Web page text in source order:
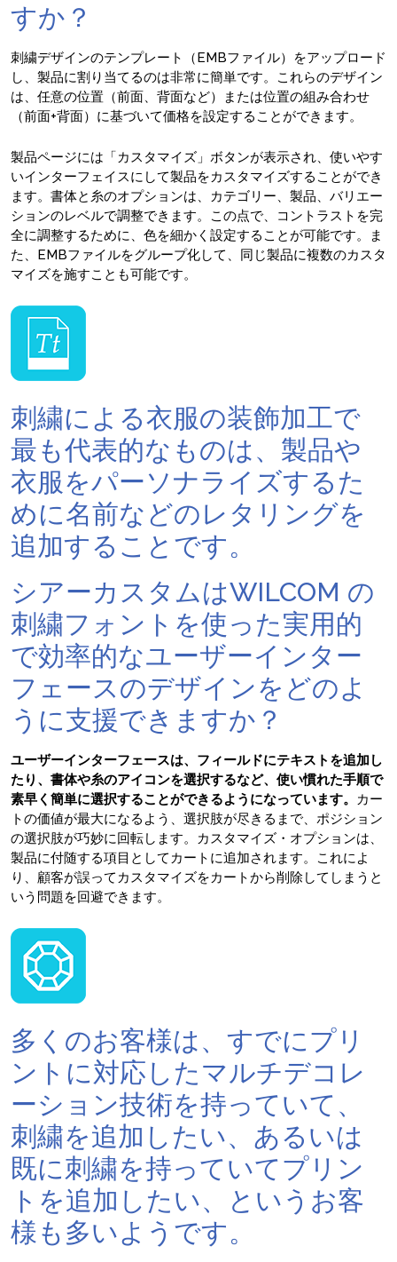
すか？
刺繍デザインのテンプレート（EMBファイル）をアップロード
し、製品に割り当てるのは非常に簡単です。これらのデザイン
は、任意の位置（前面、背面など）または位置の組み合わせ
（前面+背面）に基づいて価格を設定することができます。
製品ページには「カスタマイズ」ボタンが表示され、使いやす
いインターフェイスにして製品をカスタマイズすることができ
ます。書体と糸のオプションは、カテゴリー、製品、バリエー
ションのレベルで調整できます。この点で、コントラストを完
全に調整するために、色を細かく設定することが可能です。ま
た、EMBファイルをグループ化して、同じ製品に複数のカスタ
マイズを施すことも可能です。
刺繍による衣服の装飾加工で
最も代表的なものは、製品や
衣服をパーソナライズするた
めに名前などのレタリングを
追加することです。
シアーカスタムはWILCOM の
刺繍フォントを使った実用的
で効率的なユーザーインター
フェースのデザインをどのよ
うに支援できますか？
ユーザーインターフェースは、フィールドにテキストを追加し
たり、書体や糸のアイコンを選択するなど、使い慣れた手順で
素早く簡単に選択することができるようになっています。
カー
トの価値が最大になるよう、選択肢が尽きるまで、ポジション
の選択肢が巧妙に回転します。カスタマイズ・オプションは、
製品に付随する項目としてカートに追加されます。これによ
り、顧客が誤ってカスタマイズをカートから削除してしまうと
いう問題を回避できます。
多くのお客様は、すでにプリ
ントに対応したマルチデコレ
ーション技術を持っていて、
刺繍を追加したい、あるいは
既に刺繍を持っていてプリン
トを追加したい、というお客
様も多いようです。